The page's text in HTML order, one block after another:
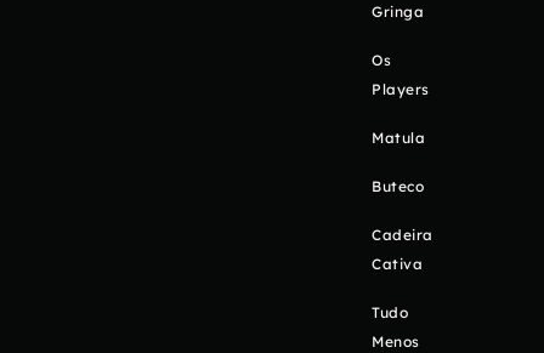
Gringa
Os
Players
Matula
Buteco
Cadeira
Cativa
Tudo
Menos